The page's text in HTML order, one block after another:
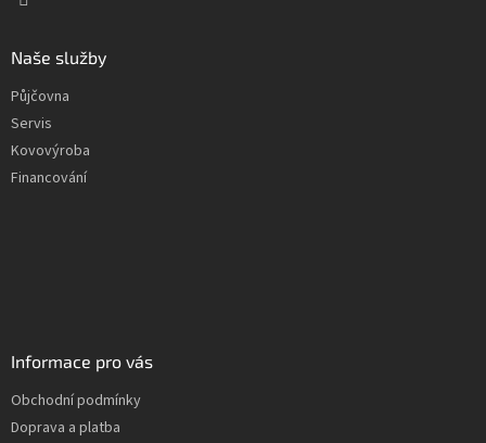
Naše služby
Půjčovna
Servis
Kovovýroba
Financování
Informace pro vás
Obchodní podmínky
Doprava a platba